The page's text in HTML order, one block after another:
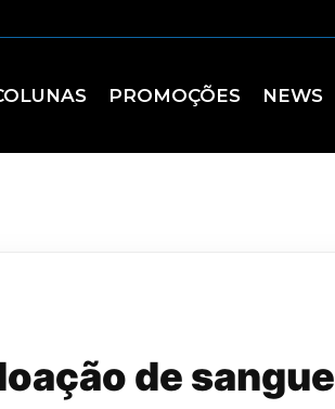
PROMOÇÕES NEWS
de sangue